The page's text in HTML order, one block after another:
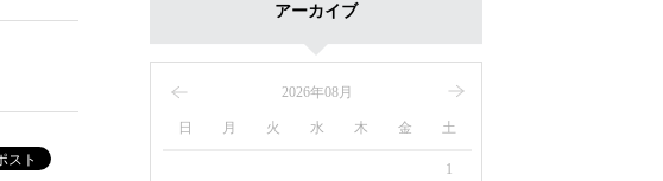
アーカイブ
2026年08月
日 月 火 水 木 金 土
1